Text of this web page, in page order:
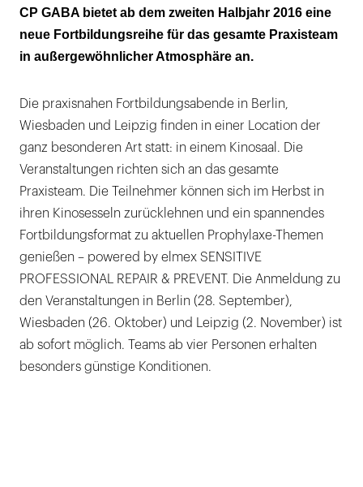
Neueste Erkenntnisse zu Prophylaxe-Themen
Im Überblick
CP GABA bietet ab dem zweiten Halbjahr 2016 eine
neue Fortbildungsreihe für das gesamte Praxisteam
in außergewöhnlicher Atmosphäre an.
Die praxisnahen Fortbildungsabende in Berlin,
Wiesbaden und Leipzig finden in einer Location der
ganz besonderen Art statt: in einem Kinosaal. Die
Veranstaltungen richten sich an das gesamte
Praxisteam. Die Teilnehmer können sich im Herbst in
ihren Kinosesseln zurücklehnen und ein spannendes
Fortbildungsformat zu aktuellen Prophylaxe-Themen
genießen – powered by elmex SENSITIVE
PROFESSIONAL REPAIR & PREVENT. Die Anmeldung zu
den Veranstaltungen in Berlin (28. September),
Wiesbaden (26. Oktober) und Leipzig (2. November) ist
ab sofort möglich. Teams ab vier Personen erhalten
besonders günstige Konditionen.